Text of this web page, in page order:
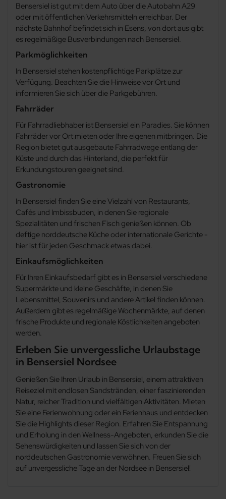
Hagermarsch
Hartward
Hesel
Hinte
Holtland
Hooksiel
Ihlow
Jade
Jemgum
Jever
Krummhörn
Langendamm
Leer in Ostfriesland
Leezdorf
Leybuchtpolder
Marienhafe
Bensersiel ist gut mit dem Auto über die Autobahn A29
oder mit öffentlichen Verkehrsmitteln erreichbar. Der
nächste Bahnhof befindet sich in Esens, von dort aus gibt
es regelmäßige Busverbindungen nach Bensersiel.
Parkmöglichkeiten
In Bensersiel stehen kostenpflichtige Parkplätze zur
Verfügung. Beachten Sie die Hinweise vor Ort und
informieren Sie sich über die Parkgebühren.
Fahrräder
Für Fahrradliebhaber ist Bensersiel ein Paradies. Sie können
Fahrräder vor Ort mieten oder Ihre eigenen mitbringen. Die
Region bietet gut ausgebaute Fahrradwege entlang der
Küste und durch das Hinterland, die perfekt für
Erkundungstouren geeignet sind.
Gastronomie
In Bensersiel finden Sie eine Vielzahl von Restaurants,
Cafés und Imbissbuden, in denen Sie regionale
Spezialitäten und frischen Fisch genießen können. Ob
deftige norddeutsche Küche oder internationale Gerichte -
hier ist für jeden Geschmack etwas dabei.
Einkaufsmöglichkeiten
Für Ihren Einkaufsbedarf gibt es in Bensersiel verschiedene
Supermärkte und kleine Geschäfte, in denen Sie
Lebensmittel, Souvenirs und andere Artikel finden können.
Außerdem gibt es regelmäßige Wochenmärkte, auf denen
frische Produkte und regionale Köstlichkeiten angeboten
werden.
Erleben Sie unvergessliche Urlaubstage
in Bensersiel Nordsee
Genießen Sie Ihren Urlaub in Bensersiel, einem attraktiven
Reiseziel mit endlosen Sandstränden, einer faszinierenden
Natur, reicher Tradition und vielfältigen Aktivitäten. Mieten
Sie eine Ferienwohnung oder ein Ferienhaus und entdecken
Sie die Highlights dieser Region. Erfahren Sie Entspannung
und Erholung in den Wellness-Angeboten, erkunden Sie die
Sehenswürdigkeiten und lassen Sie sich von der
norddeutschen Gastronomie verwöhnen. Freuen Sie sich
auf unvergessliche Tage an der Nordsee in Bensersiel!